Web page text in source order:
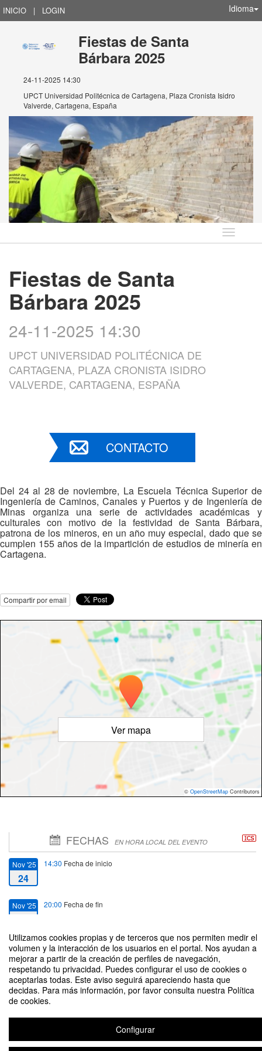
Utilizamos cookies propias y de terceros que nos permiten medir el
volumen y la interacción de los usuarios en el portal. Nos ayudan a
mejorar a partir de la creación de perfiles de navegación,
respetando tu privacidad. Puedes configurar el uso de cookies o
aceptarlas todas. Este aviso seguirá apareciendo hasta que
decidas. Para más información, por favor consulta nuestra Política
de cookies.
Configurar
INICIO | LOGIN Idioma
Fiestas de Santa
Bárbara 2025
24-11-2025 14:30
UPCT Universidad Politécnica de Cartagena, Plaza Cronista Isidro
Valverde, Cartagena, España
Idioma
Fiestas de Santa
Bárbara 2025
24-11-2025 14:30
UPCT UNIVERSIDAD POLITÉCNICA DE
CARTAGENA, PLAZA CRONISTA ISIDRO
VALVERDE, CARTAGENA, ESPAÑA
CONTACTO
Del 24 al 28 de noviembre, La Escuela Técnica Superior de
Ingeniería de Caminos, Canales y Puertos y de Ingeniería de
Minas organiza una serie de actividades académicas y
culturales con motivo de la festividad de Santa Bárbara,
patrona de los mineros, en un año muy especial, dado que se
cumplen 155 años de la impartición de estudios de minería en
Cartagena.
Compartir por email
Ver mapa
© OpenStreetMap Contributors
FECHAS EN HORA LOCAL DEL EVENTO
Nov '25
24
14:30 Fecha de inicio
Nov '25 20:00 Fecha de fin
Fiestas de Santa Bárbara 2025